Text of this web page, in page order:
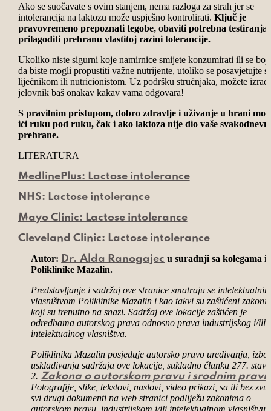
Ako se suočavate s ovim stanjem, nema razloga za strah jer se
intolerancija na laktozu može uspješno kontrolirati. Ključ je
pravovremeno prepoznati tegobe, obaviti potrebna testiranja
prilagoditi prehranu vlastitoj razini tolerancije.
Ukoliko niste sigurni koje namirnice smijete konzumirati ili se
da biste mogli propustiti važne nutrijente, utoliko se posavjetujte s
liječnikom ili nutricionistom. Uz podršku stručnjaka, možete
jelovnik baš onakav kakav vama odgovara!
S pravilnim pristupom, dobro zdravlje i uživanje u hrani
ići ruku pod ruku, čak i ako laktoza nije dio vaše
prehrane.
LITERATURA
MedlinePlus: Lactose intolerance
NHS: Lactose intolerance
Mayo Clinic: Lactose intolerance
Cleveland Clinic: Lactose intolerance
Autor: Dr. Alda Ranogajec u suradnji sa kolegama iz
Poliklinike Mazalin.
Predstavljanje i sadržaj ove stranice smatraju se
vlasništvom Poliklinike Mazalin i kao takvi su zaštićeni
koji su trenutno na snazi. Sadržaj ove lokacije zaštićen je
odredbama autorskog prava odnosno prava industrijskog i/ili
intelektualnog vlasništva.
Poliklinika Mazalin posjeduje autorsko pravo uređivanja,
usklađivanja sadržaja ove lokacije, sukladno članku 277.
2. Zakona o autorskom pravu i srodnim
Fotografije, slike, tekstovi, naslovi, video prikazi, sa ili bez
svi drugi dokumenti na web stranici podliježu zakonima o
autorskom pravu, industrijskom i/ili intelektualnom vlasništvu,